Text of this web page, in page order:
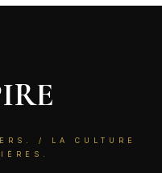
/ LA CULTURE